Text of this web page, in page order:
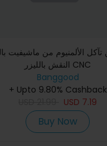
النقش بالليزر CNC
Banggood
+ Upto 9.80% Cashback
USD 7.19
Buy Now